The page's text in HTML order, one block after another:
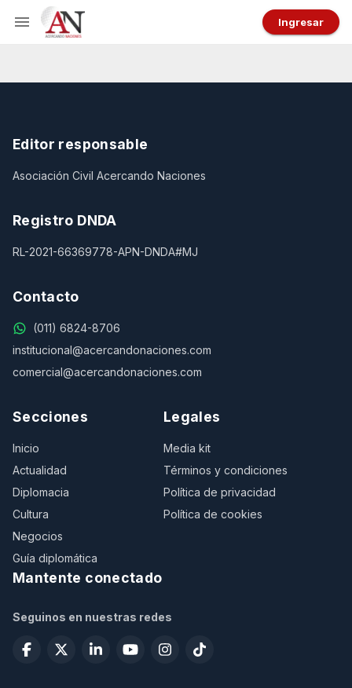
Ingresar
Editor responsable
Asociación Civil Acercando Naciones
Registro DNDA
RL-2021-66369778-APN-DNDA#MJ
Contacto
(011) 6824-8706
institucional@acercandonaciones.com
comercial@acercandonaciones.com
Secciones
Inicio
Actualidad
Diplomacia
Cultura
Negocios
Guía diplomática
Legales
Media kit
Términos y condiciones
Política de privacidad
Política de cookies
Mantente conectado
Seguinos en nuestras redes